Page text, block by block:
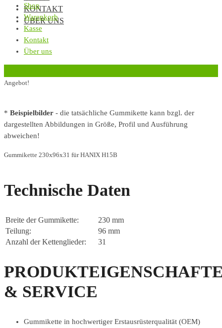
KONTAKT
ÜBER UNS
Shop
Warenkorb
Kasse
Kontakt
Über uns
Angebot!
* Beispielbilder - die tatsächliche Gummikette kann bzgl. der
dargestellten Abbildungen in Größe, Profil und Ausführung
abweichen!
Gummikette 230x96x31 für HANIX H15B
Technische Daten
Breite der Gummikette:
230 mm
Teilung:
96 mm
Anzahl der Kettenglieder:
31
& SERVICE
Gummikette in hochwertiger Erstausrüsterqualität (OEM)